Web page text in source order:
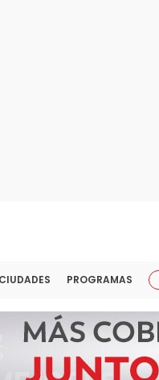
CIUDADES PROGRAMAS